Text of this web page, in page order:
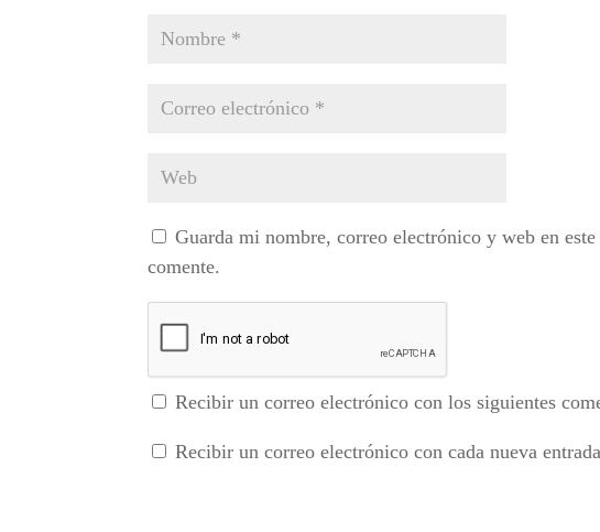
Guarda mi nombre, correo electrónico y web en
comente.
Recibir un correo electrónico con los siguientes
Recibir un correo electrónico con cada nueva